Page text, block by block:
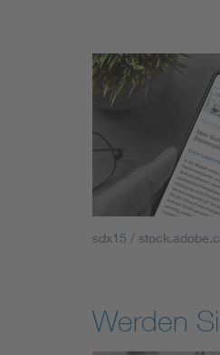
sdx15 /
Werden